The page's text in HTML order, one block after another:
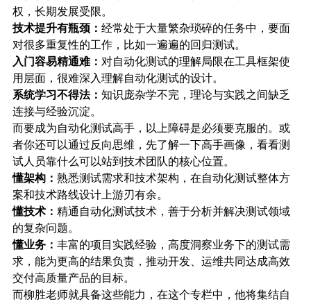
权，长期发展受限。
技术提升有瓶颈： 经常处于大量繁杂琐碎的任务中，要面
对很多重复性的工作，比如一遍遍的回归测试。
入门容易精通难： 对自动化测试的理解局限在工具框架使
用层面，很难深入理解自动化测试的设计。
系统学习不得法： 知识庞杂学不完，理论与实践之间缺乏
连接与经验沉淀。
而要成为自动化测试高手，以上障碍是必须要克服的。或
者你还可以通过反向思维，先了解一下高手画像，看看测
试人员靠什么可以站到技术团队的核心位置。
懂架构： 熟悉测试需求和技术架构，在自动化测试整体方
案和技术路线设计上游刃有余。
懂技术： 精通自动化测试技术，善于分析并解决测试领域
的复杂问题。
懂业务： 丰富的项目实践经验，高度洞察业务下的测试需
求，能为更高的结果负责，推动开发、运维共同达成高效
交付高质量产品的目标。
而柳胜老师就具备这些能力，在这个专栏中，他将集结自